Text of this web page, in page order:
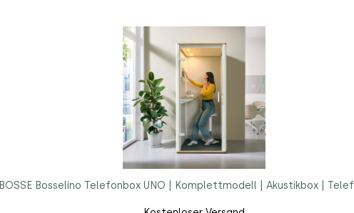
BOSSE Bosselino Telefonbox UNO | Komplettmodell | Akustikbox |